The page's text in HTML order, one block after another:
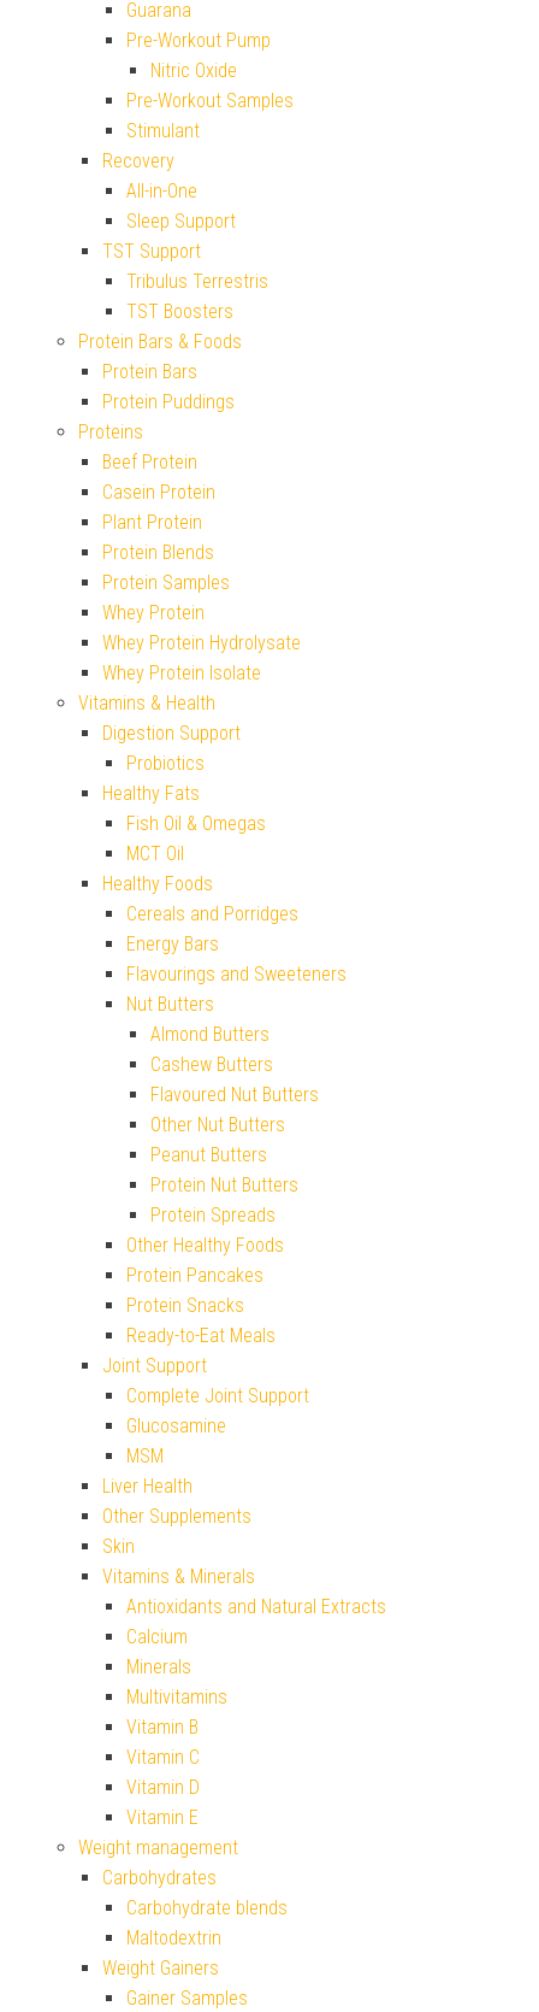
Guarana
Pre-Workout Pump
Nitric Oxide
Pre-Workout Samples
Stimulant
Recovery
All-in-One
Sleep Support
TST Support
Tribulus Terrestris
TST Boosters
Protein Bars & Foods
Protein Bars
Protein Puddings
Proteins
Beef Protein
Casein Protein
Plant Protein
Protein Blends
Protein Samples
Whey Protein
Whey Protein Hydrolysate
Whey Protein Isolate
Vitamins & Health
Digestion Support
Probiotics
Healthy Fats
Fish Oil & Omegas
MCT Oil
Healthy Foods
Cereals and Porridges
Energy Bars
Flavourings and Sweeteners
Nut Butters
Almond Butters
Cashew Butters
Flavoured Nut Butters
Other Nut Butters
Peanut Butters
Protein Nut Butters
Protein Spreads
Other Healthy Foods
Protein Pancakes
Protein Snacks
Ready-to-Eat Meals
Joint Support
Complete Joint Support
Glucosamine
MSM
Liver Health
Other Supplements
Skin
Vitamins & Minerals
Antioxidants and Natural Extracts
Calcium
Minerals
Multivitamins
Vitamin B
Vitamin C
Vitamin D
Vitamin E
Weight management
Carbohydrates
Carbohydrate blends
Maltodextrin
Weight Gainers
Gainer Samples